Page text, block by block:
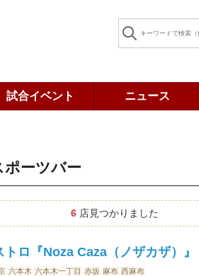
試合イベント ニュース
ポーツバー
6 店見つかりました
トロ『Noza Caza（ノザカザ）
六本木 六本木一丁目 赤坂 麻布 西麻布